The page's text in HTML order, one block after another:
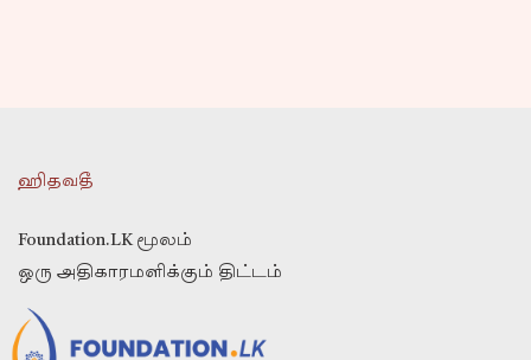
ஹிதவதீ
Foundation.LK மூலம்
ஒரு அதிகாரமளிக்கும் திட்டம்